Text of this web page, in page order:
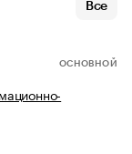
Все
ОСНОВНОЙ